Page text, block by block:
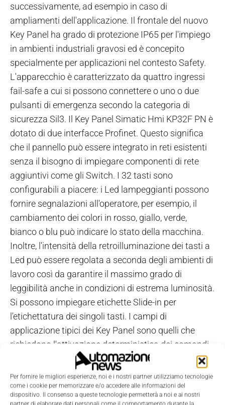
Per fornire le migliori esperienze, noi e i nostri partner utilizziamo tecnologie
come i cookie per memorizzare e/o accedere alle informazioni del
dispositivo. Il consenso a queste tecnologie permetterà a noi e ai nostri
successivamente, ad esempio in caso di
ampliamenti dell'applicazione. Il frontale del nuovo
Key Panel ha grado di protezione IP65 per l'impiego
in ambienti industriali gravosi ed è concepito
specialmente per applicazioni nel contesto Safety.
L'apparecchio è caratterizzato da quattro ingressi
fail-safe a cui si possono connettere o uno o due
pulsanti di emergenza secondo la categoria di
sicurezza Sil3. Il Key Panel Simatic Hmi KP32F PN è
dotato di due interfacce Profinet. Questo significa
che il pannello può essere integrato in reti esistenti
senza il bisogno di impiegare componenti di rete
aggiuntivi come gli Switch. I 32 tasti sono
configurabili a piacere: i Led lampeggianti possono
fornire segnalazioni all'operatore, per esempio, il
cambiamento dei colori in rosso, giallo, verde,
bianco o blu può indicare lo stato della macchina.
Inoltre, l'intensità della retroilluminazione dei tasti a
Led può essere regolata a seconda degli ambienti di
lavoro così da garantire il massimo grado di
leggibilità anche in condizioni di estrema luminosità.
Si possono impiegare etichette Slide-in per
l'etichettatura dei singoli tasti. I campi di
applicazione tipici dei Key Panel sono quelli che
richiedono l'attivazione deterministica dei comandi
impartiti dall'operatore al plc. Rispetto all'impiego di
elementi più tradizionali come selettori o pulsanti
luminosi da quadro, i Key Panel rappresentano una
soluzione plug-and-play e riducono i tempi di